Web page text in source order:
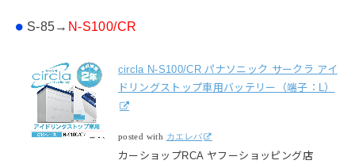
S-85→ N-S100/CR
circla N-S100/CR パナソニック サークラ アイ
ドリングストップ車用バッテリー（端子：L）
posted with カエレバ
カーショップRCA ヤフーショッピング店